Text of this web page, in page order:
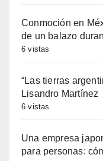
Conmoción en
de un balazo
6 vistas
“Las tierras
Lisandro Martínez
6 vistas
Una empresa
para personas: